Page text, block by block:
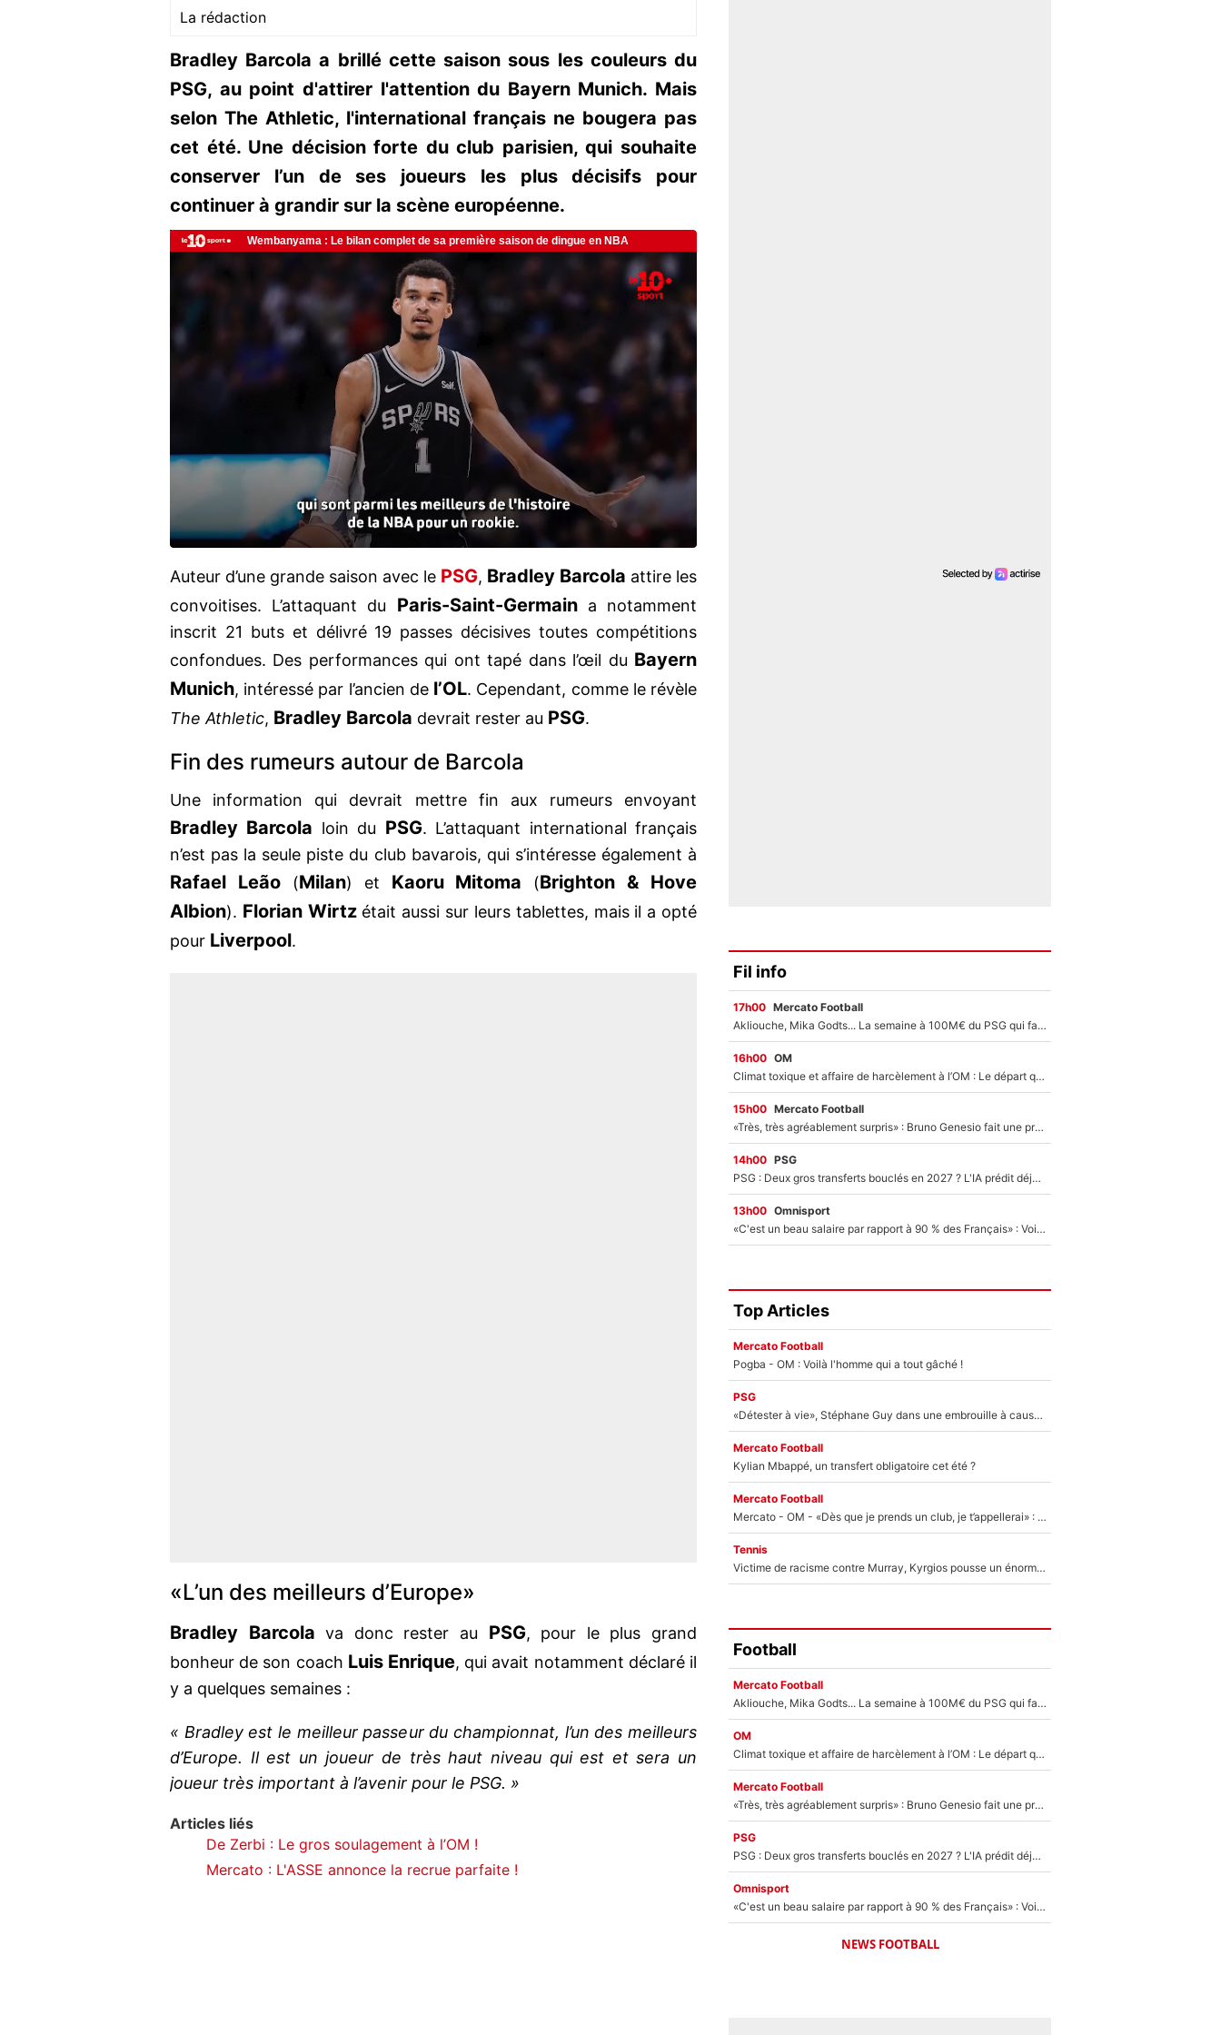
La rédaction
Bradley Barcola a brillé cette saison sous les couleurs du
PSG, au point d'attirer l'attention du Bayern Munich. Mais
selon The Athletic, l'international français ne bougera pas
cet été. Une décision forte du club parisien, qui souhaite
conserver l’un de ses joueurs les plus décisifs pour
continuer à grandir sur la scène européenne.
Auteur d’une grande saison avec le PSG, Bradley Barcola attire les
convoitises. L’attaquant du Paris-Saint-Germaina notamment
inscrit 21 buts et délivré 19 passes décisives toutes compétitions
confondues. Des performances qui ont tapé dans l’œil du Bayern
Munich, intéressé par l’ancien de l’OL. Cependant, comme le révèle
The Athletic, Bradley Barcola devrait rester au PSG.
Fin des rumeurs autour de Barcola
Une information qui devrait mettre fin aux rumeurs envoyant
Bradley Barcola loin du PSG. L’attaquant international français
n’est pas la seule piste du club bavarois, qui s’intéresse également à
Rafael Leão(Milan) et Kaoru Mitoma (Brighton & Hove
Albion). Florian Wirtzétait aussi sur leurs tablettes, mais il a opté
pour Liverpool.
«L’un des meilleurs d’Europe»
Bradley Barcola va donc rester au PSG, pour le plus grand
bonheur de son coach Luis Enrique, qui avait notamment déclaré il
y a quelques semaines :
« Bradley est le meilleur passeur du championnat, l’un des meilleurs
d’Europe. Il est un joueur de très haut niveau qui est et sera un
joueur très important à l’avenir pour le PSG. »
Articles liés
De Zerbi : Le gros soulagement à l’OM !
Mercato : L'ASSE annonce la recrue parfaite !
Fil info
17h00 Mercato Football
Akliouche, Mika Godts... La semaine à 100M€ du PSG qui fait basculer le mercato du PSG !
16h00 OM
Climat toxique et affaire de harcèlement à l’OM : Le départ qui soulage le vestiaire de Bruno Genesio
15h00 Mercato Football
«Très, très agréablement surpris» : Bruno Genesio fait une promesse pour la suite du mercato de l’OM et rassure les supporters
14h00 PSG
PSG : Deux gros transferts bouclés en 2027 ? L'IA prédit déjà les deux joueurs qui pourraient rejoindre Luis Enrique !
13h00 Omnisport
«C'est un beau salaire par rapport à 90 % des Français» : Voilà combien touchait Nelson Monfort sur France Télévisions avant de rejoindre CNews
Top Articles
Mercato Football
Pogba - OM : Voilà l'homme qui a tout gâché !
PSG
«Détester à vie», Stéphane Guy dans une embrouille à cause du PSG !
Mercato Football
Kylian Mbappé, un transfert obligatoire cet été ?
Mercato Football
Mercato - OM - «Dès que je prends un club, je t’appellerai» : La promesse de Marcelino au moment de claquer la porte
Tennis
Victime de racisme contre Murray, Kyrgios pousse un énorme coup de gueule !
Football
Mercato Football
Akliouche, Mika Godts... La semaine à 100M€ du PSG qui fait basculer le mercato du PSG !
OM
Climat toxique et affaire de harcèlement à l’OM : Le départ qui soulage le vestiaire de Bruno Genesio
Mercato Football
«Très, très agréablement surpris» : Bruno Genesio fait une promesse pour la suite du mercato de l’OM et rassure les supporters
PSG
PSG : Deux gros transferts bouclés en 2027 ? L'IA prédit déjà les deux joueurs qui pourraient rejoindre Luis Enrique !
Omnisport
«C'est un beau salaire par rapport à 90 % des Français» : Voilà combien touchait Nelson Monfort sur France Télévisions avant de rejoindre CNews
NEWS FOOTBALL